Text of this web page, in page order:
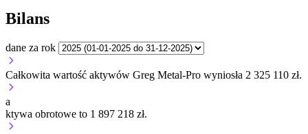
Bilans
dane za rok
Całkowita wartość aktywów Greg Metal-Pro wyniosła 2 325 110 zł.
a
ktywa obrotowe to 1 897 218 zł.